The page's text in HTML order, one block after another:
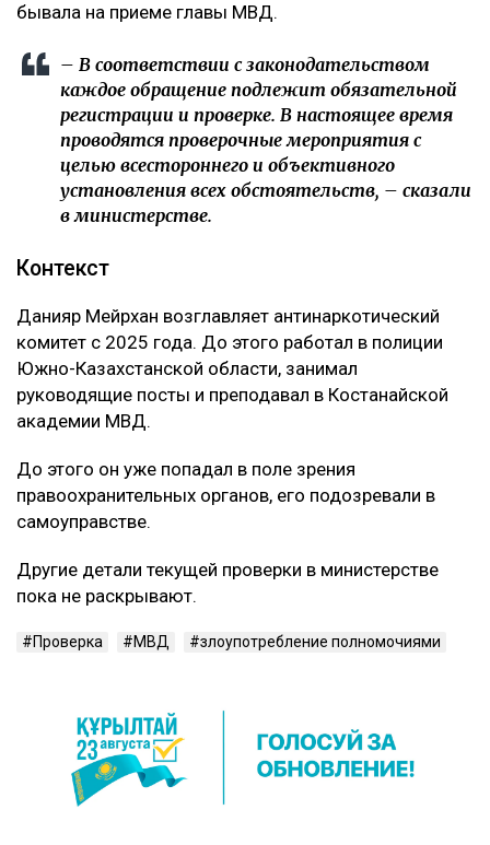
бывала на приеме главы МВД.
– В соответствии с законодательством
каждое обращение подлежит обязательной
регистрации и проверке. В настоящее время
проводятся проверочные мероприятия с
целью всестороннего и объективного
установления всех обстоятельств, – сказали
в министерстве.
Контекст
Данияр Мейрхан возглавляет антинаркотический
комитет с 2025 года. До этого работал в полиции
Южно-Казахстанской области, занимал
руководящие посты и преподавал в Костанайской
академии МВД.
До этого он уже попадал в поле зрения
правоохранительных органов, его подозревали в
самоуправстве.
Другие детали текущей проверки в министерстве
пока не раскрывают.
Проверка МВД злоупотребление полномочиями